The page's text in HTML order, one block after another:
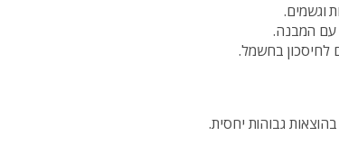
וגשמים.
עם המבנה.
לחיסכון בחשמל.
גבוהות יחסית.